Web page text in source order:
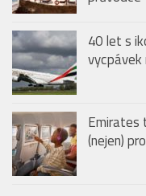
40 let s
vycpávek
Emirates
(nejen)